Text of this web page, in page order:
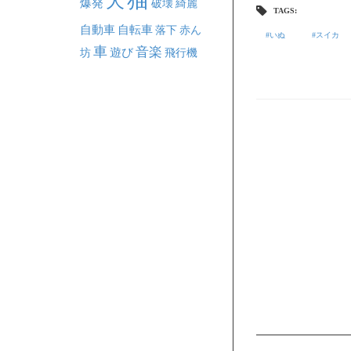
TAGS:
いぬ スイカ
爆発 破壊綺麗
自動車 自転車落下赤ん
坊車遊び音楽 飛行機